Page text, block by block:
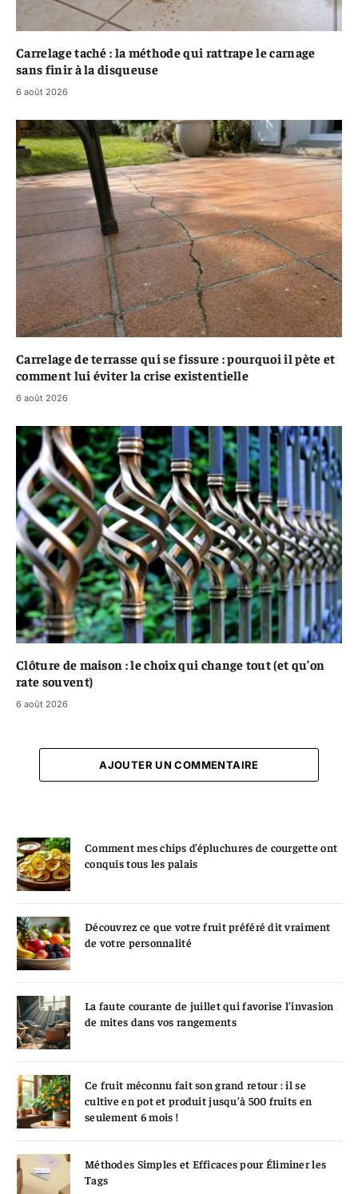
Carrelage taché : la méthode qui rattrape le carnage
sans finir à la disqueuse
6 août 2026
Carrelage de terrasse qui se fissure : pourquoi il pète et
comment lui éviter la crise existentielle
6 août 2026
Clôture de maison : le choix qui change tout (et qu’on
rate souvent)
6 août 2026
AJOUTER UN COMMENTAIRE
Comment mes chips d’épluchures de courgette ont
conquis tous les palais
Découvrez ce que votre fruit préféré dit vraiment
de votre personnalité
La faute courante de juillet qui favorise l’invasion
de mites dans vos rangements
Ce fruit méconnu fait son grand retour : il se
cultive en pot et produit jusqu’à 500 fruits en
seulement 6 mois !
Méthodes Simples et Efficaces pour Éliminer les
Tags